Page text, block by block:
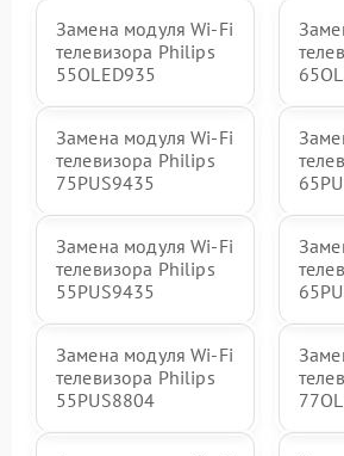
Замена модуля Wi-Fi
телевизора Philips
55OLED935
Замена модуля Wi-Fi
телевизора Philips
75PUS9435
Замена модуля Wi-Fi
телевизора Philips
55PUS9435
Замена модуля Wi-Fi
телевизора Philips
55PUS8804